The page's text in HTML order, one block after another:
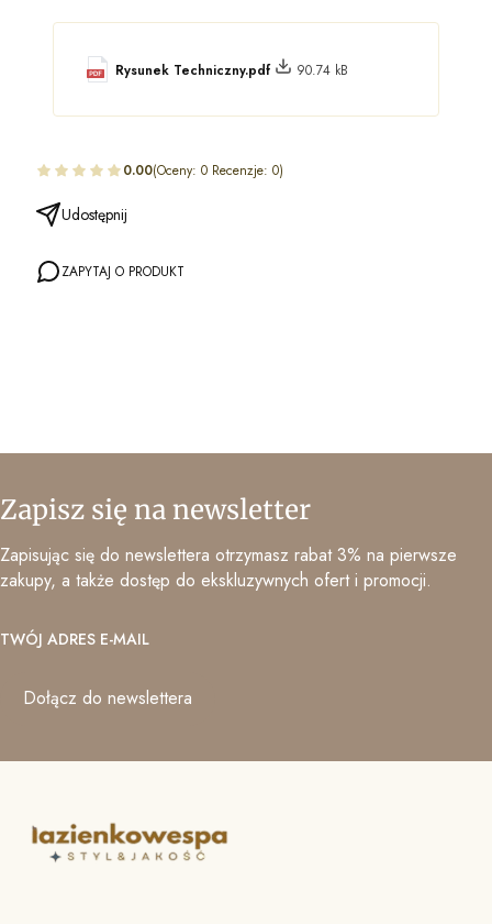
Rysunek Techniczny.pdf 90.74 kB
0.00(Oceny: 0 Recenzje: 0)
Udostępnij
ZAPYTAJ O PRODUKT
Zapisz się na newsletter
Zapisując się do newslettera otrzymasz rabat 3% na pierwsze
zakupy, a także dostęp do ekskluzywnych ofert i promocji.
TWÓJ ADRES E-MAIL
Dołącz do newslettera